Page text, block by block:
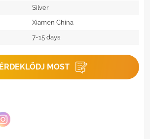
Silver
Xiamen China
7-15 days
ÉRDEKLŐDJ MOST